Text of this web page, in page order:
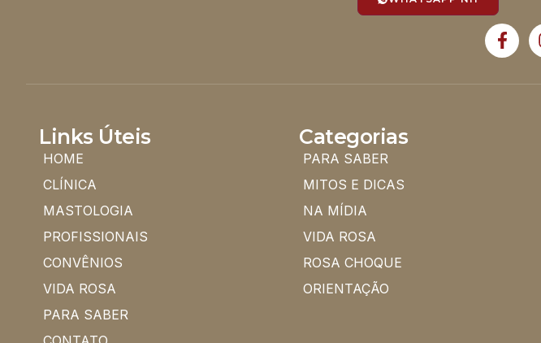
Links Úteis
HOME
CLÍNICA
MASTOLOGIA
PROFISSIONAIS
CONVÊNIOS
VIDA ROSA
PARA SABER
Categorias
PARA SABER
MITOS E DICAS
NA MÍDIA
VIDA ROSA
ROSA CHOQUE
ORIENTAÇÃO